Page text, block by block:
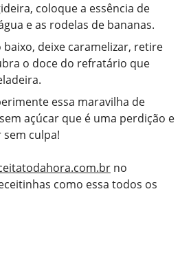
coloque a essência de
e as rodelas de bananas.
baixo, deixe caramelizar, retire
o doce do refratário que
essa maravilha de
açúcar que é uma perdição e
culpa!
no
como essa todos os